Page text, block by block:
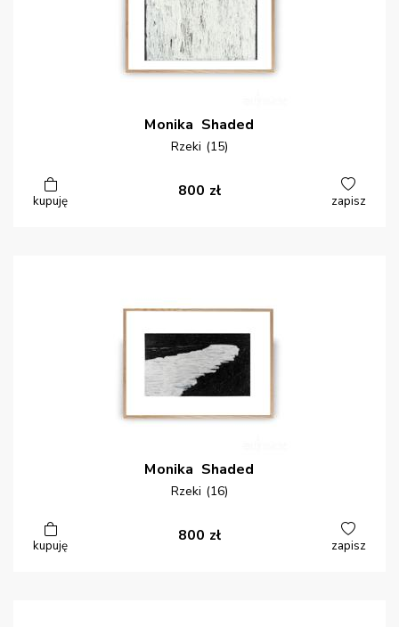
Monika Shaded
Rzeki (15)
kupuję
800 zł
zapisz
Monika Shaded
Rzeki (16)
kupuję
800 zł
zapisz